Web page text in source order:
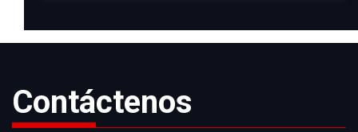
Contáctenos